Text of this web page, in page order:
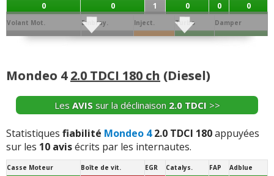
0 0 1 0 0 0
Volant Mot. Embray. Inject. Turbo Damper
1 1 2 0 0
0 0 2 1 1
Démar. Echang. / refroid. Ppe à Eau Ppe à huile Sonde / capteur Débitm.
0 0 0 1 1 0
Segment. AAC Dephaseur Soupapes Bielle Collecteur
0 1 0 0
Mondeo 42.0 TDCI 180 ch (Diesel)
Les AVIS sur la déclinaison 2.0 TDCI >>
Statistiques fiabilité Mondeo 42.0 TDCI 180appuyées
sur les 10 avisécrits par les internautes.
Casse Moteur Boîte de vit. EGR Catalys. FAP Adblue